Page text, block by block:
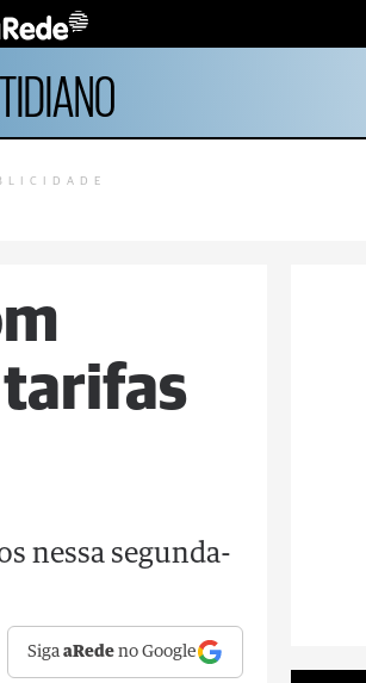
nessa segunda-
SigaaRede no Google